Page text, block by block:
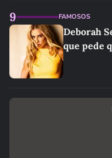
9 FAMOSOS
Deborah
que pede